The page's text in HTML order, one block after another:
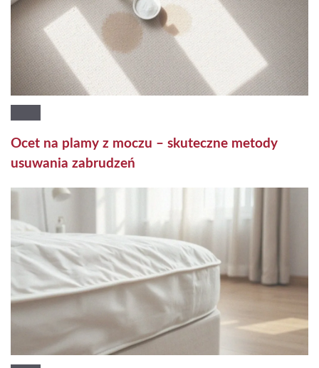
Ocet na plamy z moczu – skuteczne metody
usuwania zabrudzeń